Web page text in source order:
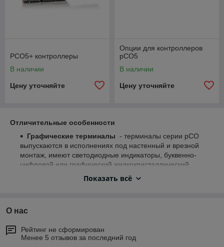
PCO5+ контроллеры
В наличии
Цену уточняйте
Опции для контроллеров
рСО5
В наличии
Цену уточняйте
Отличительные особенности
Графические терминалы - терминалы серии pCO
выпускаются в исполнениях под настенный и врезной
монтаж, имеют светодиодные индикаторы, буквенно-
цифровой или графический жидкокристаллический
дисплеи, и многоязычную поддержку: Китайский,
Арабский, Японский и Кириллица.
подключаться к другому оборудованию напрямую или
через шлюз (Modbus®, BACnet™, Johnson Metasys®,
DLL для Windows®, TCP/IP, SNMP, LonWorks®,
Показать всё
О нас
Рейтинг не сформирован
Менее 5 отзывов за последний год